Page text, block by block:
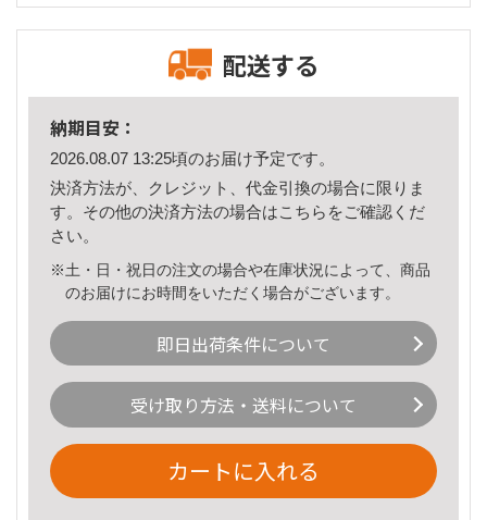
配送する
納期目安：
2026.08.07 13:25頃のお届け予定です。
決済方法が、クレジット、代金引換の場合に限りま
す。その他の決済方法の場合はこちら をご確認くだ
さい。
※土・日・祝日の注文の場合や在庫状況によって、商品
のお届けにお時間をいただく場合がございます。
即日出荷条件について
受け取り方法・送料について
カートに入れる